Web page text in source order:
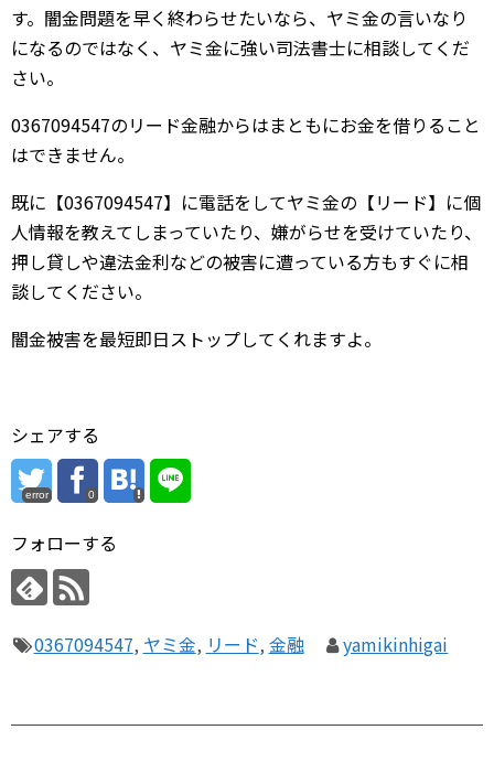
す。闇金問題を早く終わらせたいなら、ヤミ金の言いなり
になるのではなく、ヤミ金に強い司法書士に相談してくだ
さい。
0367094547のリード金融からはまともにお金を借りること
はできません。
既に【0367094547】に電話をしてヤミ金の【リード】に個
人情報を教えてしまっていたり、嫌がらせを受けていたり、
押し貸しや違法金利などの被害に遭っている方もすぐに相
談してください。
闇金被害を最短即日ストップしてくれますよ。
シェアする
error 0
フォローする
0367094547, ヤミ金, リード, 金融 yamikinhigai